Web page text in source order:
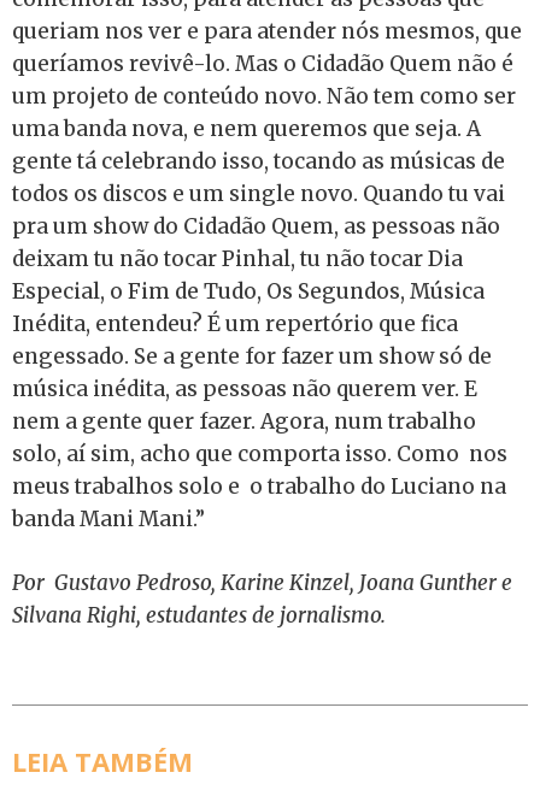
queriam nos ver e para atender nós mesmos, que
queríamos revivê-lo. Mas o Cidadão Quem não é
um projeto de conteúdo novo. Não tem como ser
uma banda nova, e nem queremos que seja. A
gente tá celebrando isso, tocando as músicas de
todos os discos e um single novo. Quando tu vai
pra um show do Cidadão Quem, as pessoas não
deixam tu não tocar Pinhal, tu não tocar Dia
Especial, o Fim de Tudo, Os Segundos, Música
Inédita, entendeu? É um repertório que fica
engessado. Se a gente for fazer um show só de
música inédita, as pessoas não querem ver. E
nem a gente quer fazer. Agora, num trabalho
solo, aí sim, acho que comporta isso. Como nos
meus trabalhos solo e o trabalho do Luciano na
banda Mani Mani.”
Por Gustavo Pedroso, Karine Kinzel, Joana Gunther e
Silvana Righi, estudantes de jornalismo.
LEIA TAMBÉM